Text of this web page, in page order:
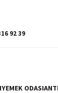
92 39
YEMEK ODASI